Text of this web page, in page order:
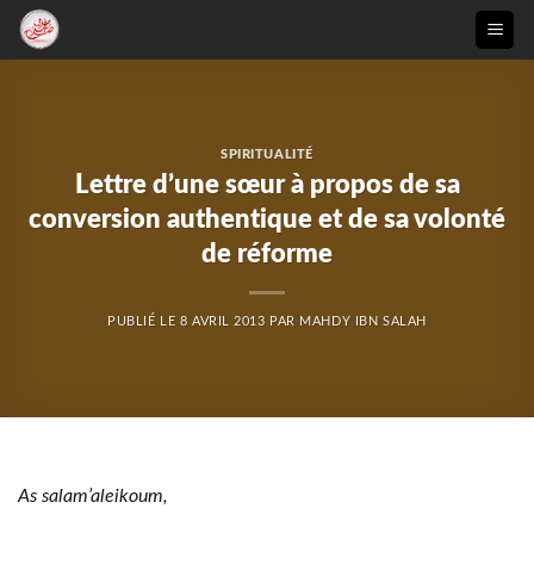
Passer
SPIRITUALITÉ
Lettre d’une sœur à propos de sa
conversion authentique et de sa volonté
de réforme
PUBLIÉ LE 8 AVRIL 2013 PAR MAHDY IBN SALAH
As salam’aleikoum,